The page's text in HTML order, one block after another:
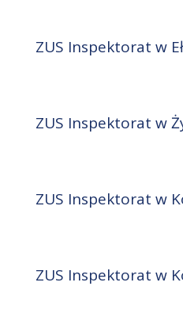
ZUS Inspektorat w
ZUS Inspektorat w
ZUS Inspektorat w
ZUS Inspektorat w